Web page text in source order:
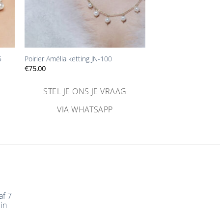
Poirier Amélia ketting JN-100
€75.00
STEL JE ONS JE VRAAG
VIA WHATSAPP
7